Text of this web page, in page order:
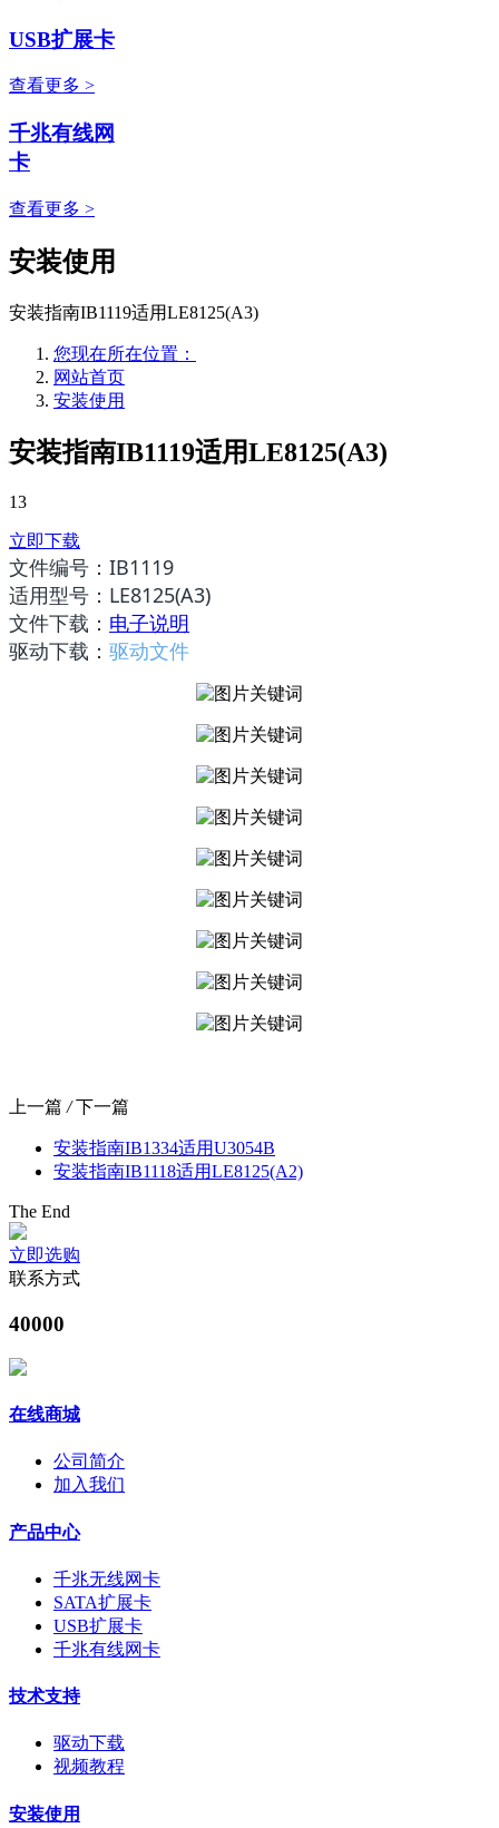
USB扩展卡
查看更多 >
千兆有线网
卡
查看更多 >
安装使用
安装指南IB1119适用LE8125(A3)
您现在所在位置：
网站首页
安装使用
安装指南IB1119适用LE8125(A3)
13
立即下载
文件编号： IB1119
适用型号： LE8125(A3)
文件下载： 电子说明
驱动下载： 驱动文件
上一篇 /下一篇
安装指南IB1334适用U3054B
安装指南IB1118适用LE8125(A2)
The End
立即选购
联系方式
40000
在线商城
公司简介
加入我们
产品中心
千兆无线网卡
SATA扩展卡
USB扩展卡
千兆有线网卡
技术支持
驱动下载
视频教程
安装使用